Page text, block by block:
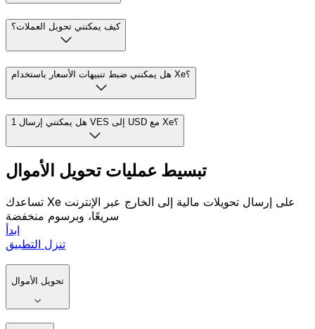
كيف يمكنني تحويل العملات؟
هل يمكنني ضبط تنبيهات الأسعار باستخدام Xe؟
هل يمكنني إرسال 1 VES إلى USD مع Xe؟
تبسيط عمليات تحويل الأموال
تساعدك Xe على إرسال تحويلات مالية إلى الخارج عبر الإنترنت
سريعًا، وبرسوم منخفضة
ابدأ
تنزل التطبيق
تحويل الأموال